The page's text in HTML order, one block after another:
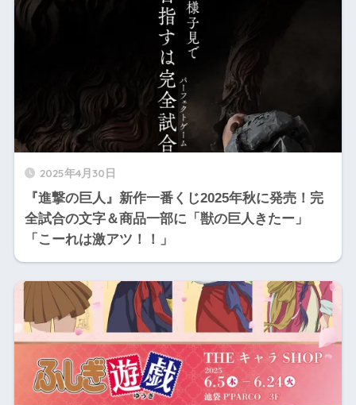
2025年4月30日
『進撃の巨人』新作一番くじ2025年秋に発売！完
全試合の文字＆商品一部に「獣の巨人きたー」
「こーれは激アツ！！」